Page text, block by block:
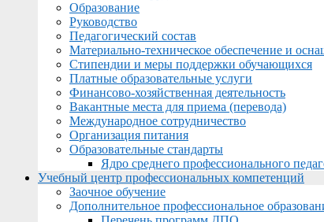
Образование
Руководство
Педагогический состав
Материально-техническое обеспечение и
Стипендии и меры поддержки обучающихся
Платные образовательные услуги
Финансово-хозяйственная деятельность
Вакантные места для приема (перевода)
Международное сотрудничество
Организация питания
Образовательные стандарты
Ядро среднего профессионального
Учебный центр профессиональных компетенций
Заочное обучение
Дополнительное профессиональное